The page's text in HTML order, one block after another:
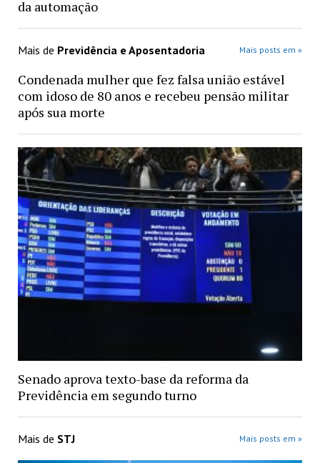
da automação
Mais de Previdência e Aposentadoria Mais posts em »
Condenada mulher que fez falsa união estável
com idoso de 80 anos e recebeu pensão militar
após sua morte
Senado aprova texto-base da reforma da
Previdência em segundo turno
Mais de STJ Mais posts em »